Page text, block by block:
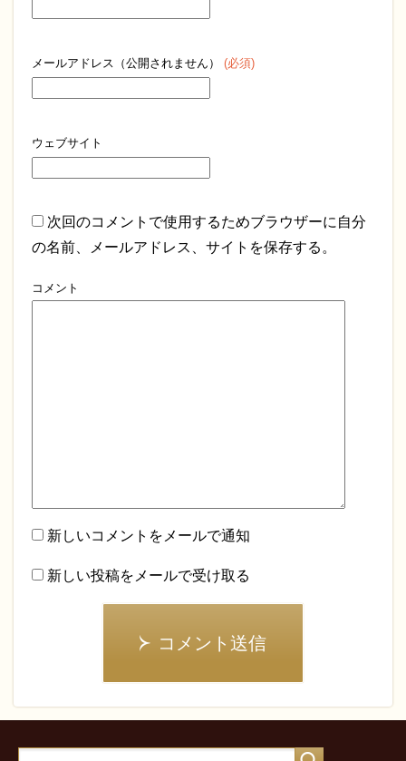
メールアドレス（公開されません） (必須)
ウェブサイト
次回のコメントで使用するためブラウザーに自分
の名前、メールアドレス、サイトを保存する。
コメント
新しいコメントをメールで通知
新しい投稿をメールで受け取る
コメント送信